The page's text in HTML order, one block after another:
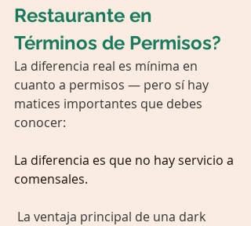
Restaurante en
Términos de Permisos?
La diferencia real es mínima en
cuanto a permisos — pero sí hay
matices importantes que debes
conocer:
La diferencia es que no hay servicio a
comensales.
La ventaja principal de una dark